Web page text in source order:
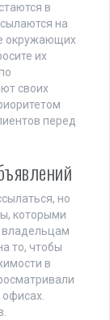
в
на
окружающих
их
своих
перед
но
которыми
владельцам
то, чтобы
в